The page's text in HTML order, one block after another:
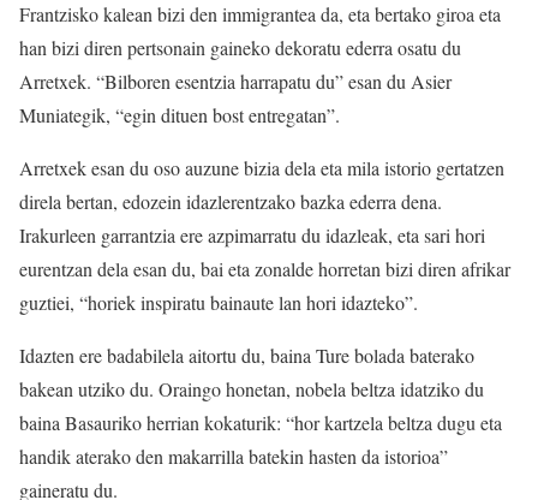
Frantzisko kalean bizi den immigrantea da, eta bertako giroa eta
han bizi diren pertsonain gaineko dekoratu ederra osatu du
Arretxek. “Bilboren esentzia harrapatu du” esan du Asier
Muniategik, “egin dituen bost entregatan”.
Arretxek esan du oso auzune bizia dela eta mila istorio gertatzen
direla bertan, edozein idazlerentzako bazka ederra dena.
Irakurleen garrantzia ere azpimarratu du idazleak, eta sari hori
eurentzan dela esan du, bai eta zonalde horretan bizi diren afrikar
guztiei, “horiek inspiratu bainaute lan hori idazteko”.
Idazten ere badabilela aitortu du, baina Ture bolada baterako
bakean utziko du. Oraingo honetan, nobela beltza idatziko du
baina Basauriko herrian kokaturik: “hor kartzela beltza dugu eta
handik aterako den makarrilla batekin hasten da istorioa”
gaineratu du.